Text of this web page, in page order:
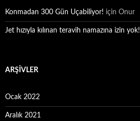
Konmadan 300 Gün Uçabiliyor! için Onur
Jet hızıyla kılınan teravih namazına izin yok!
ARŞIVLER
Ocak 2022
Aralık 2021